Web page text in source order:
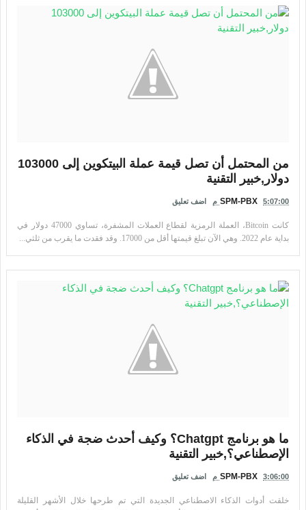
من المحتمل أن تصل قيمة عملة البيتكوين إلى 103000
دولار,خبير التقنية
SPM-PBX 5:07:00 م اضف تعليق
كانت Bitcoin، العملة الرمزية لقطاع العملات المشفرة، تساوي 47000 دولار في
بداية عام 2022. وهي الآن تبلغ قيمتها أقل من 17000. وقد فقدت ما يقرب من ثلثي...
ما هو برنامج Chatgpt؟ وكيف أحدث ضجة في الذكاء
الإصطناعي؟,خبير التقنية
SPM-PBX 3:06:00 م اضف تعليق
خلقت أدوات الذكاء الاصطناعي الجديدة التي تم طرحها خلال الأشهر القليلة